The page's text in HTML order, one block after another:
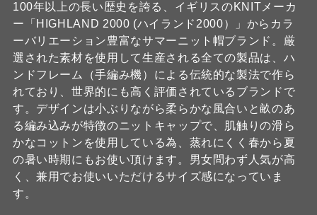
100年以上の長い歴史を誇る、イギリスのKNITメーカ
ー「HIGHLAND 2000 (ハイランド2000）」からカラ
ーバリエーション豊富なサマーニット帽ブランド。厳
選された素材を使用して生産される全ての製品は、ハ
ンドフレーム（手編み機）による伝統的な製法で作ら
れており、世界的にも高く評価されているブランドで
す。デザインは小ぶりながら柔らかな風合いと畝のあ
る編み込みが特徴のニットキャップで、肌触りの滑ら
かなコットンを使用している為、蒸れにくく春から夏
の暑い時期にもお使い頂けます。男女問わず人気が高
く、兼用でお使いいただけるサイズ感になっていま
す。